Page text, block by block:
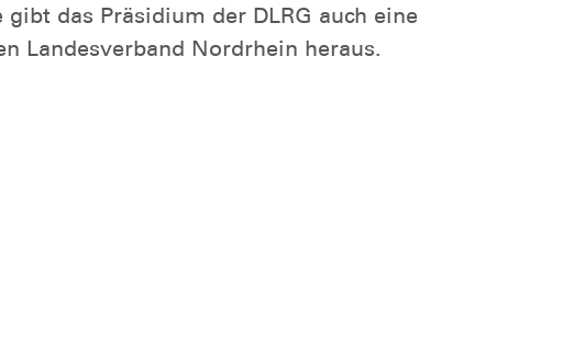
das Präsidium der DLRG auch eine
Landesverband Nordrhein heraus.